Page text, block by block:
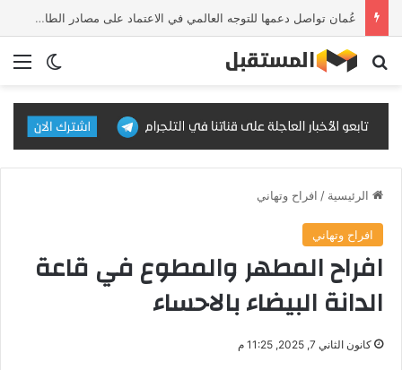
عُمان تواصل دعمها للتوجه العالمي في الاعتماد على مصادر الطاقة النظيفة والمتجددة
الوضع بحث عن
الرئيسية / افراح وتهاني
افراح وتهاني
افراح المطهر والمطوع في قاعة
الدانة البيضاء بالاحساء
كانون الثاني 7, 2025, 11:25 م